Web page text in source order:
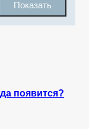
Показать
появится?